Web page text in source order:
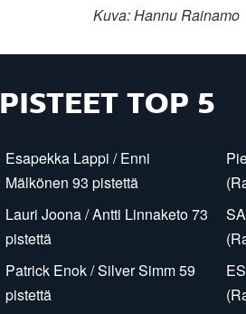
Kuva: Hannu Rainamo
PISTEET TOP 5
Esapekka Lappi / Enni
Mälkönen 93 pistettä
Lauri Joona / Antti Linnaketo 73
pistettä
Patrick Enok / Silver Simm 59
pistettä